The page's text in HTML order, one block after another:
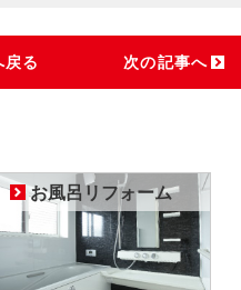
戻る 次の記事へ
お風呂リフォーム